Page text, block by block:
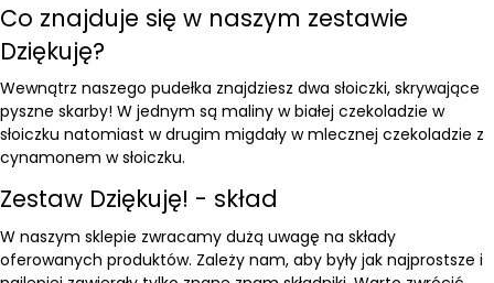
Co znajduje się w naszym zestawie
Dziękuję?
Wewnątrz naszego pudełka znajdziesz dwa słoiczki, skrywające
pyszne skarby! W jednym są maliny w białej czekoladzie w
słoiczku natomiast w drugim migdały w mlecznej czekoladzie z
cynamonem w słoiczku.
Zestaw Dziękuję! - skład
W naszym sklepie zwracamy dużą uwagę na składy
oferowanych produktów. Zależy nam, aby były jak najprostsze i